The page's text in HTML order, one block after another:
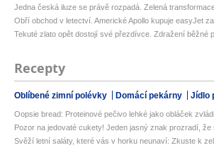
Jedna česká iluze se právě rozpadá. Zelená
Obří obchod v letectví. Americké Apollo kupuje easyJet
Tekuté zlato opět dostojí své přezdívce. Zdražení běžné
Recepty
Oblíbené zimní polévky Domácí pekárny Jídlo
Oopsie bread: Proteinové pečivo lehké jako obláček
Pozor na jedovaté cukety! Jeden jasný znak prozradí, že
Svěží letní saláty, které vás v horku neunaví: Zkuste k